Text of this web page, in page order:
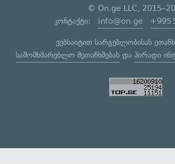
© On.ge LLC,
კონტაქტი: info@on.ge +995
ვებსაიტით სარგებლობისას
სამომხმარებლო შეთანხმებასდა პირადი